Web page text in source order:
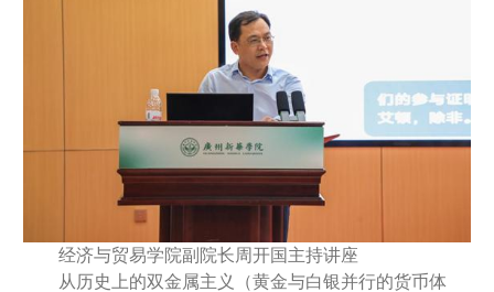
经济与贸易学院副院长周开国主持讲座
从历史上的双金属主义（黄金与白银并行的货币体